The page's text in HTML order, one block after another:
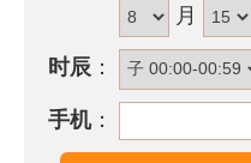
——《泽宫诗》
士看心后，中宵清漏
王。
——《静夜酬通上人问
月
时辰 ：
手机：